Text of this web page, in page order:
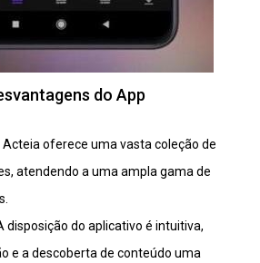
do App
Acteia oferece uma vasta coleção de
atendendo a uma ampla gama de
disposição do aplicativo é intuitiva,
e a descoberta de conteúdo uma